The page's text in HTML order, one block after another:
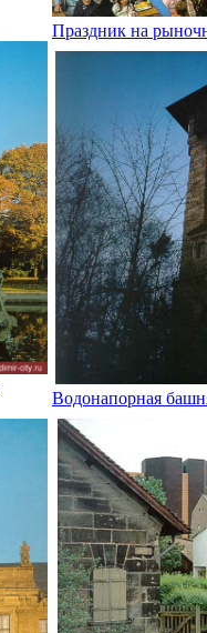
Праздник на
Водонапорная